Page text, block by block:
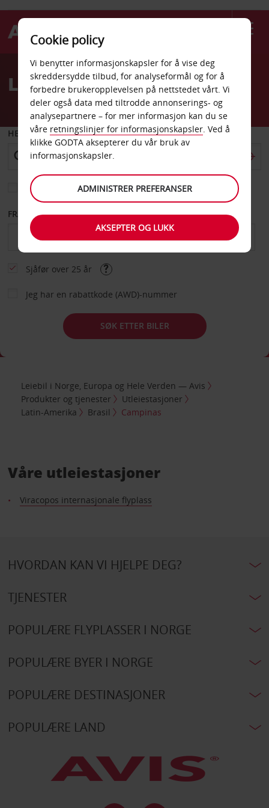
Welcome
AvisLeiebil Campinas
HENT FRA
Velg et annet leveringssted
FRA DATO TIL DATO
Sjåfør over 25 år
Jeg har en rabattkode (AWD)-nummer
SØK ETTER BILER
Leiebil i Norge, Europa og Hele Verden — Avis
Produkter og tjenester
Utleiestasjoner
Latin-Amerika
Brasil Campinas
Våre utleiestasjoner
Viracopos internasjonale flyplass
HVORDAN KAN VI HJELPE DEG?
TJENESTER
POPULÆRE FLYPLASSER I NORGE
POPULÆRE BYER I NORGE
POPULÆRE DESTINASJONER
POPULÆRE LAND
Cookie policy
Vi benytter informasjonskapsler for å vise deg
skreddersydde tilbud, for analyseformål og for å
forbedre brukeropplevelsen på nettstedet vårt. Vi
deler også data med tiltrodde annonserings- og
analysepartnere – for mer informasjon kan du se
våre retningslinjer for informasjonskapsler. Ved å
klikke GODTA aksepterer du vår bruk av
informasjonskapsler.
ADMINISTRER PREFERANSER
AKSEPTER OG LUKK